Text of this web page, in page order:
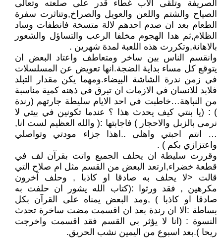
الصريفة وتلقى الاب غطاء قدر على صلعته وتعالى
الصياح والشتم واللعن والعويل والصراخ,وتناثرت سفرة
الطعام بعد ان صدم احدهم لالة متسخة فانطفات وساد
الظلام,ثم هدا الهجوم مخلفا الرعب والتساؤل والشعور
بالاهانة,وتكررت هذه اللعبة لمدة شهرين .
وانقسم الناس بين ساخر ومتعاطف واعتاد البعض ان
يتوقع كل مساء بداية الضجة.انها تعويض عن المسلسلات
في زمن ندرة الشاشة البيضاء.ومهما يكن مقدار التبلد
فلابد للانسان في الازمات ان تبرق في ذهنه كمية مناسبة
من النباهة…خاطبت في احد الايام سليطة جارتهم (رندة
) : (يا بنتي كيف يحدث هذا ؟ عندما تكونين في بيتي لا
نرمى بالزبل والاحجار ) فاجابتها :( والله العظيم لست انا,
… انتم احبتي واهلى ..اهذا جزاء مودتي وتواصلي
واعتزازي بكم ) .
وقررت سليطة ان يحلف الجميع واتت بقرآن لف في
قطعة خضراء,ارتعد البعض من القسم مثل ام صلاح التي
قالت <لا يحلف به صادقا او كاذبا , وحلف آخرون
مكرهين , فقد ورثوا :(كتاب الله يشور ان حلفت به
صادقا او كاذبا ) ,ومد البعض يمناه على القرآن بكل
بساطة :الا ان رندة بعد ان اقسمت مضت ساخرة تحدث
النسوة : (انا لا يؤثر بي القسم فقد اقسمت واخرجت
ريحا ).بعد اسبوع من اليمين نشب الحريق.